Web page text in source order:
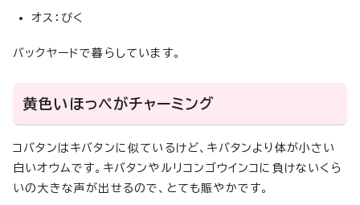
オス：びく
バックヤードで暮らしています。
黄色いほっぺがチャーミング
コバタンはキバタンに似ているけど、キバタンより体が小さい
白いオウムです。キバタンやルリコンゴウインコに負けないくら
いの大きな声が出せるので、とても賑やかです。